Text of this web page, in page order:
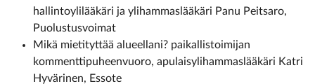
hallintoylilääkäri ja ylihammaslääkäri Panu Peitsaro,
Puolustusvoimat
Mikä mietityttää alueellani? paikallistoimijan
kommenttipuheenvuoro, apulaisylihammaslääkäri Katri
Hyvärinen, Essote